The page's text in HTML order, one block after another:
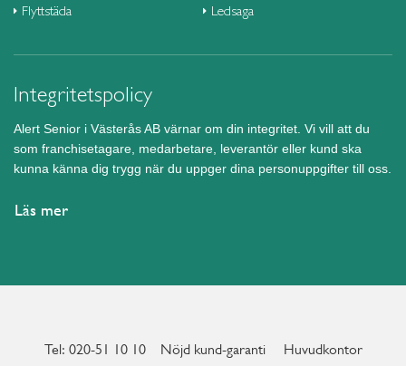
Flyttstäda
Ledsaga
Integritetspolicy
Alert Senior i Västerås AB värnar om din integritet. Vi vill att du
som franchisetagare, medarbetare, leverantör eller kund ska
kunna känna dig trygg när du uppger dina personuppgifter till oss.
Läs mer
Tel: 020-51 10 10 Nöjd kund-garanti Huvudkontor